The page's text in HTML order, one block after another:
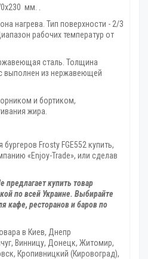
мм. .
нагрева. Тип поверхности - 2/3
рабочих температур от
сталь. Толщина
выполнен из нержавеющей
и бортиком,
жира.
Frosty FGE552 купить,
«Enjoy-Trade», или сделав
предлагает купить товар
по всей Украине. Выбирайте
кафе, ресторанов и баров по
в Киев, Днепр
Винницу, Донецк‎, Житомир,
Кропивницкий‎ (Кировоград),